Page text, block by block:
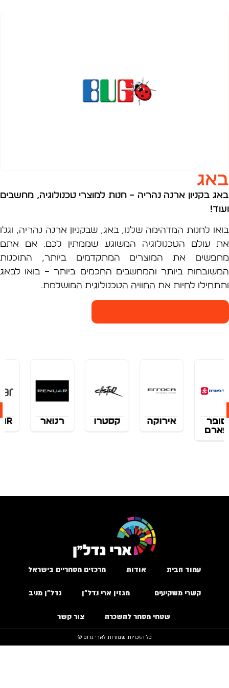
בקניון ארנה נהריה – חנות למוצרי טכנולוגיה, מחשבים
לחנות המדהימה שלנו, באג, שבקניון ארנה נהריה, וגלו
הטכנולוגיה המשוגע שממתין לכם. אם אתם
את המוצרים המתקדמים ביותר, התוכנות
ביותר והמחשבים החכמים ביותר – בואו לבאג
לחיות את החוויה הטכנולוגית המושלמת.
אירוקה קסטרו רנואר rebar
עמוד הבית אודות מרכזים מסחריים בישראל
קשרי משקיעים מגזין ארי נדל״ן נדל״ן מניב
שטחי מסחר להשכרה צור קשר
כל הזכויות שמורות לארי גרופ ©